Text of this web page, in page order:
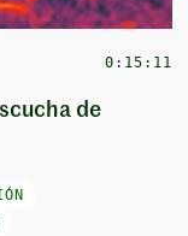
0:15:11
de